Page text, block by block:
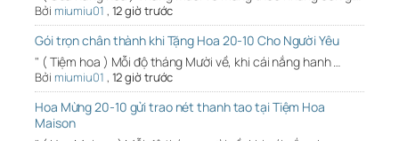
Bởi miumiu01 , 12 giờ trước
Gói trọn chân thành khi Tặng Hoa 20-10 Cho Người Yêu
" ( Tiệm hoa ) Mỗi độ tháng Mười về, khi cái nắng hanh …
Bởi miumiu01 , 12 giờ trước
Hoa Mừng 20-10 gửi trao nét thanh tao tại Tiệm Hoa
Maison